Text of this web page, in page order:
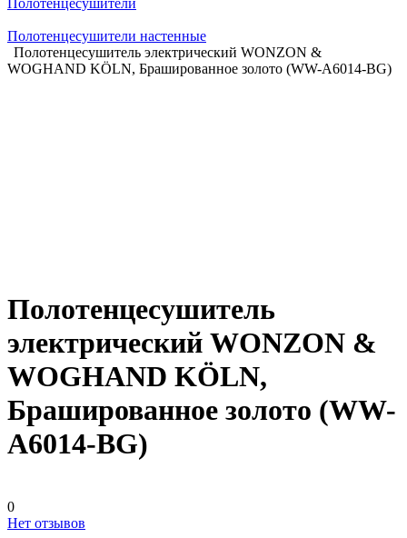
Полотенцесушители
Полотенцесушители настенные
Полотенцесушитель электрический WONZON &
WOGHAND KÖLN, Брашированное золото (WW-A6014-BG)
Полотенцесушитель
электрический WONZON &
WOGHAND KÖLN,
Брашированное золото (WW-
A6014-BG)
0
Нет отзывов